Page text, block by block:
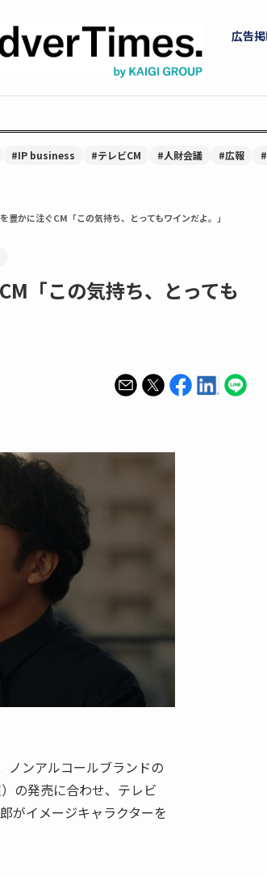
広告
#IP business #テレビCM #人財会議 #広報
豊かに注ぐCM「この気持ち、とってもワインだよ。」
「この気持ち、とっても
ノンアルコールブランドの
の発売に合わせ、テレビ
がイメージキャラクターを